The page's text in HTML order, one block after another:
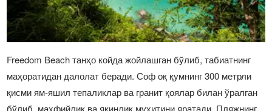
Freedom Beach танҳо койда жойлашган бўлиб, табиатнинг
маҳоратидан далолат беради. Соф оқ қумнинг 300 метрли
қисми ям-яшил тепаликлар ва гранит қоялар билан ўралган